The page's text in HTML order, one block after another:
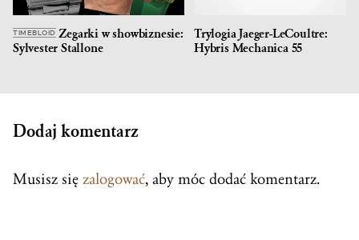
TIMEBLOIDZegarki w showbiznesie:
Sylvester Stallone
Trylogia Jaeger-LeCoultre:
Hybris Mechanica 55
Dodaj komentarz
Musisz się zalogować, aby móc dodać komentarz.